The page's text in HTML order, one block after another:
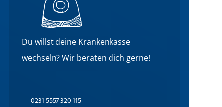
Du willst deine Krankenkasse
wechseln? Wir beraten dich gerne!
0231 5557 320 115